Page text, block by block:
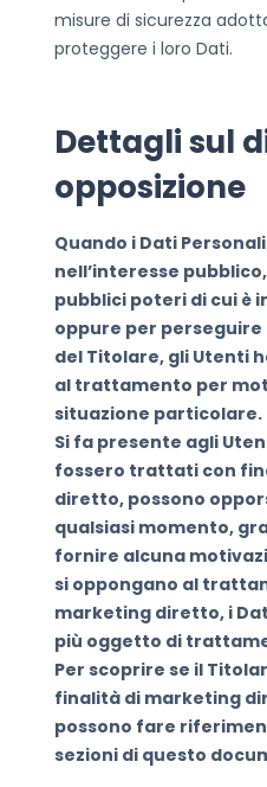
misure di sicurezza
proteggere i loro Dati.
Dettagli sul
opposizione
Quando i Dati
nell’interesse
pubblici poteri di cui è
oppure per
del Titolare, gli Utenti
al trattamento per
situazione particolare.
Si fa presente agli
fossero trattati con
diretto, possono
qualsiasi momento,
fornire alcuna
si oppongano al
marketing diretto, i
più oggetto di
Per scoprire se il
finalità di marketing
possono fare
sezioni di questo